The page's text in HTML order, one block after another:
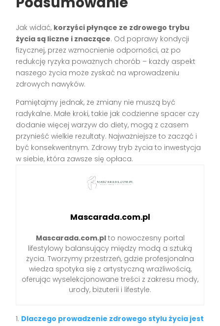
Jak widać, korzyści płynące ze zdrowego trybu
życia są liczne i znaczące. Od poprawy kondycji
fizycznej, przez wzmocnienie odporności, aż po
redukcję ryzyka poważnych chorób – każdy aspekt
naszego życia może zyskać na wprowadzeniu
zdrowych nawyków.
Pamiętajmy jednak, że zmiany nie muszą być
radykalne. Małe kroki, takie jak codzienne spacer czy
dodanie więcej warzyw do diety, mogą z czasem
przynieść wielkie rezultaty. Najważniejsze to zacząć i
być konsekwentnym. Zdrowy tryb życia to inwestycja
w siebie, która zawsze się opłaca.
Mascarada.com.pl
Mascarada.com.plto nowoczesny portal
lifestylowy balansujący między modą a sztuką
życia. Tworzymy przestrzeń, gdzie profesjonalna
wiedza spotyka się z artystyczną wrażliwością,
oferując wyselekcjonowane treści z zakresu mody,
urody, biżuterii i lifestyle.
Dlaczego prowadzenie zdrowego stylu życia jest